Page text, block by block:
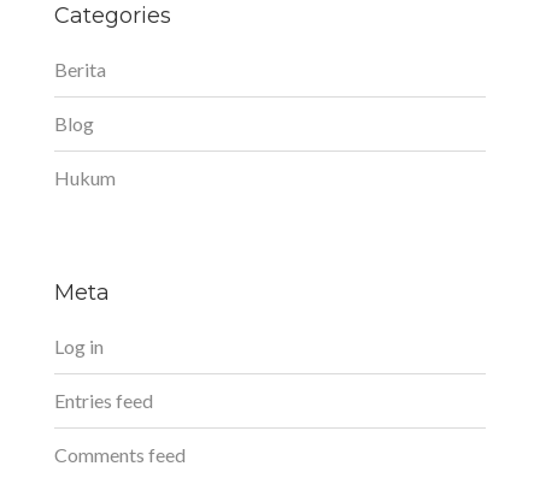
Categories
Berita
Blog
Hukum
Meta
Log in
Entries feed
Comments feed